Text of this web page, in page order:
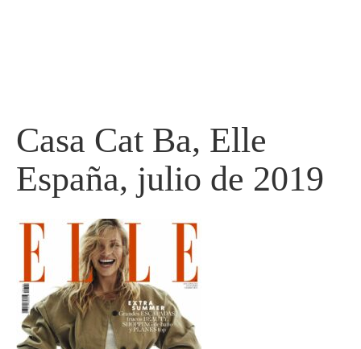
Casa Cat Ba, Elle
España, julio de 2019